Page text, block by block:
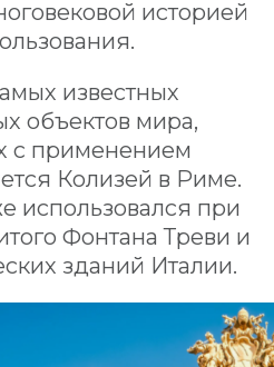
историей
известных
объектов мира,
с применением
Колизей в Риме.
использовался при
Фонтана Треви и
зданий Италии.